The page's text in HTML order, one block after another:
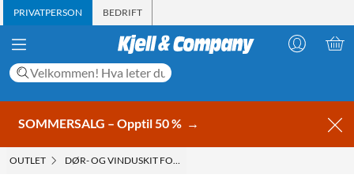
PRIVATPERSON BEDRIFT
SOMMERSALG – Opptil 50 % →
OUTLET DØR- OG VINDUSKIT FOR CLEVERIO AC